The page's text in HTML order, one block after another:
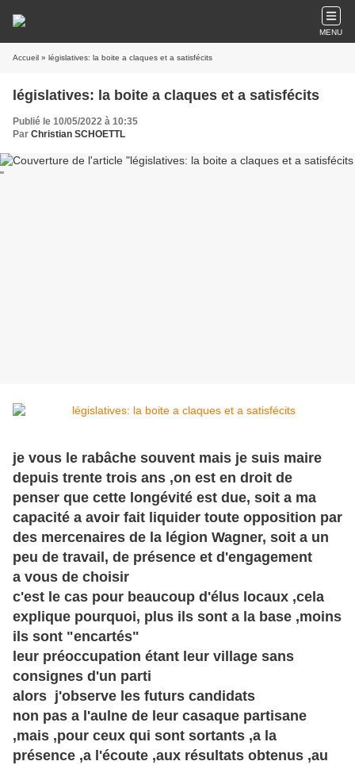
MENU
Accueil » législatives: la boite a claques et a satisfécits
législatives: la boite a claques et a satisfécits
Publié le 10/05/2022 à 10:35
Par Christian SCHOETTL
je vous le rabâche souvent mais je suis maire
depuis trente trois ans ,on est en droit de
penser que cette longévité est due, soit a ma
capacité a avoir fait liquider toute opposition par
des mercenaires de la légion Wagner, soit a un
peu de travail, de présence et d'engagement
a vous de choisir
c'est le cas pour beaucoup d'élus locaux ,cela
explique pourquoi, plus ils sont a la base ,moins
ils sont "encartés"
leur préoccupation étant leur village sans
consignes d'un parti
alors j'observe les futurs candidats
non pas a l'aulne de leur casaque partisane
,mais ,pour ceux qui sont sortants ,a la
présence ,a l'écoute ,aux résultats obtenus ,au